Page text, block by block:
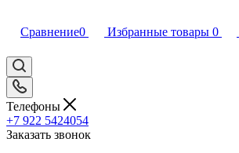
Сравнение0 Избранные товары 0
Телефоны
+7 922 5424054
Заказать звонок